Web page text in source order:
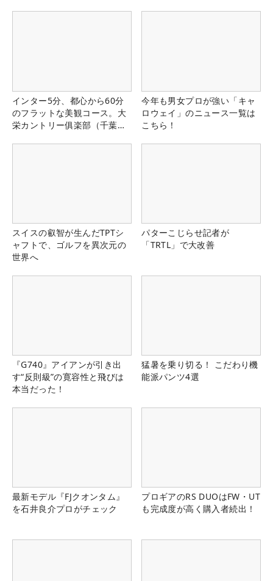
インター5分、都心から60分
のフラットな美観コース。大
栄カントリー俱楽部（千葉
今年も男女プロが強い「キャ
ロウェイ」のニュース一覧は
こちら！
スイスの叡智が生んだTPTシ
ャフトで、ゴルフを異次元の
世界へ
パターこじらせ記者が
「TRTL」で大改善
『G740』アイアンが引き出
す“反則級”の寛容性と飛びは
本当だった！
猛暑を乗り切る！ こだわり機
能派パンツ4選
最新モデル『FJクオンタム』
を石井良介プロがチェック
プロギアのRS DUOはFW・UT
も完成度が高く購入者続出！